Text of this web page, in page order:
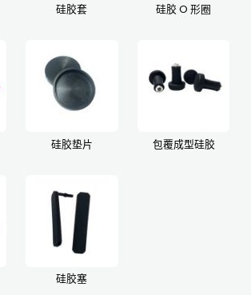
硅胶套 硅胶 O 形圈
硅胶垫片 包覆成型硅胶
硅胶塞